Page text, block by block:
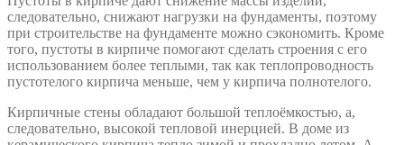
следовательно, снижают нагрузки на фундаменты, поэтому
при строительстве на фундаменте можно сэкономить. Кроме
того, пустоты в кирпиче помогают сделать строения с его
использованием более теплыми, так как теплопроводность
пустотелого кирпича меньше, чем у кирпича полнотелого.
Кирпичные стены обладают большой теплоёмкостью, а,
следовательно, высокой тепловой инерцией. В доме из